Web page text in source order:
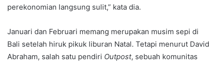
perekonomian langsung sulit,” kata dia.
Januari dan Februari memang merupakan musim sepi di
Bali setelah hiruk pikuk liburan Natal. Tetapi menurut David
Abraham, salah satu pendiri Outpost, sebuah komunitas